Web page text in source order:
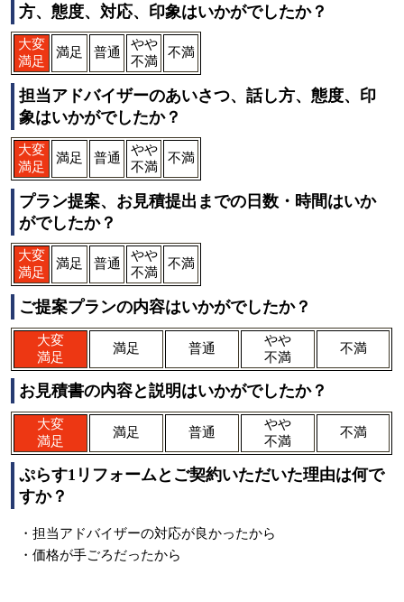
方、態度、対応、印象はいかがでしたか？
大変
満足
満足 普通
やや
不満
不満
担当アドバイザーのあいさつ、話し方、態度、印
象はいかがでしたか？
大変
満足
満足 普通
やや
不満
不満
プラン提案、お見積提出までの日数・時間はいか
がでしたか？
大変
満足
満足 普通
やや
不満
不満
ご提案プランの内容はいかがでしたか？
大変
満足
満足 普通
やや
不満
不満
お見積書の内容と説明はいかがでしたか？
大変
満足
満足 普通
やや
不満
不満
ぷらす1リフォームとご契約いただいた理由は何で
すか？
・担当アドバイザーの対応が良かったから
・価格が手ごろだったから